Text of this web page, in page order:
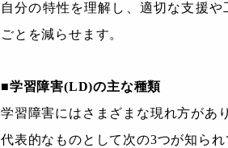
自分の特性を理解し、適切な支援
ごとを減らせます。
■学習障害(LD)の主な種類
学習障害にはさまざまな現れ方があ
代表的なものとして次の3つが知られ